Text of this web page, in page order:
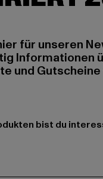
für unseren
Informationen
und
bist du